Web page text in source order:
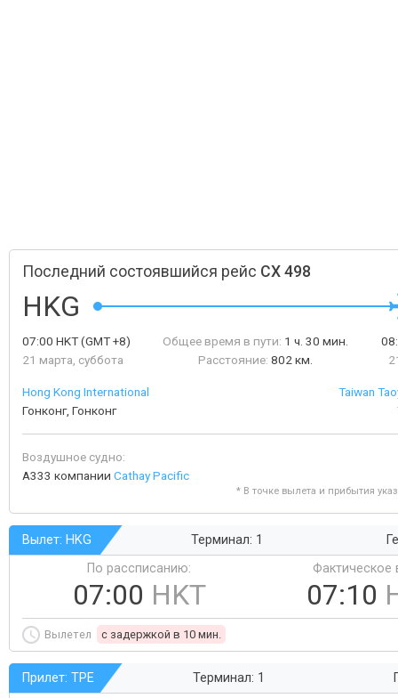
Последний состоявшийся рейс CX 498
HKG
07:00 HKT(GMT +8)
21 марта, суббота
Общее время в пути: 1 ч. 30 мин.
Расстояние: 802 км.
Hong Kong International
Гонконг, Гонконг
Taiwan
Воздушное судно:
A333 компании Cathay Pacific
* В точке вылета и прибытия
Вылет: HKG Терминал: 1
По рассписанию:
07:00 HKT
Фактическое
07:10
Вылетел c задержкой в 10 мин.
Прилет: TPE Терминал: 1